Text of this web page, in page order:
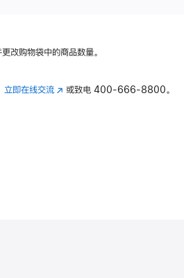
改购物袋中的商品数量。
立即在线交流(在 或致电400-666-8800。